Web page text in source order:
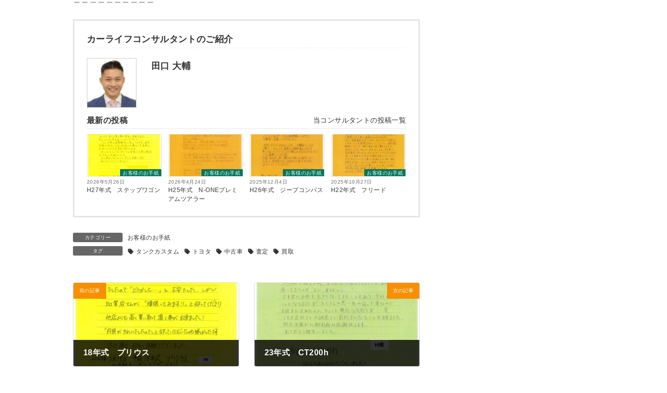
カーライフコンサルタントのご紹介
田口 大輔
最新の投稿 当コンサルタントの投稿一覧
お客様のお手紙
2026年5月26日
H27年式 ステップワゴン
お客様のお手紙
2026年4月24日
H25年式 N-ONEプレミ
アムツアラー
お客様のお手紙
2025年12月4日
H26年式 ジープコンパス
お客様のお手紙
2025年10月27日
H22年式 フリード
カテゴリー お客様のお手紙
タグ タンクカスタム トヨタ 中古車 査定 買取
前の記事
18年式 プリウス
次の記事
23年式 CT200h